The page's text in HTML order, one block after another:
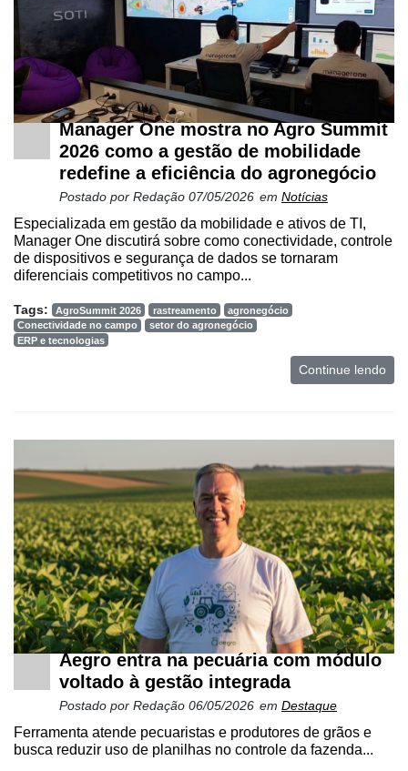
Manager One mostra no Agro Summit
2026 como a gestão de mobilidade
redefine a eficiência do agronegócio
Postado por Redação 07/05/2026 em Notícias
Especializada em gestão da mobilidade e ativos de TI,
Manager One discutirá sobre como conectividade, controle
de dispositivos e segurança de dados se tornaram
diferenciais competitivos no campo...
Tags: AgroSummit 2026 rastreamento
agronegócio
Conectividade no campo
setor do agronegócio
ERP e tecnologias
Continue lendo
Aegro entra na pecuária com módulo
voltado à gestão integrada
Postado por Redação 06/05/2026 em Destaque
Ferramenta atende pecuaristas e produtores de grãos e
busca reduzir uso de planilhas no controle da fazenda...